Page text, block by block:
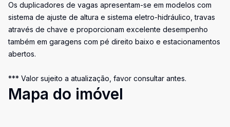
Os duplicadores de vagas apresentam-se em modelos com
sistema de ajuste de altura e sistema eletro-hidráulico, travas
através de chave e proporcionam excelente desempenho
também em garagens com pé direito baixo e estacionamentos
abertos.
*** Valor sujeito a atualização, favor consultar antes.
Mapa do imóvel